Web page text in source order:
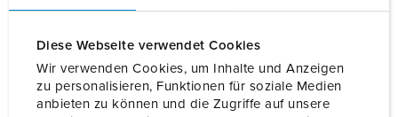
Diese Webseite verwendet Cookies
Wir verwenden Cookies, um Inhalte und Anzeigen
zu personalisieren, Funktionen für soziale Medien
anbieten zu können und die Zugriffe auf unsere
vergoeding van de laadkosten. Uw werknemer kan het
u versturen.